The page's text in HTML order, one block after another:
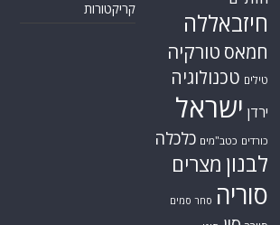
חיזבאללה
חמאס טורקיה
טילים טכנולוגיה
ירדן ישראל
כורדים כטב"מים כלכלה
לבנון מצרים
סוריה סחר סמים
קריקטורות